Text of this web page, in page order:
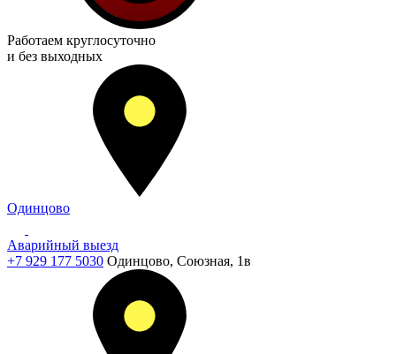
Работаем круглосуточно
и без выходных
Одинцово
Аварийный выезд
+7 929 177 5030 Одинцово, Союзная, 1в